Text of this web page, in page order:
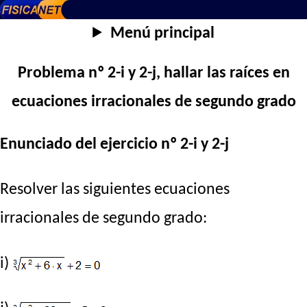
Menú principal
Problema nº 2-i y 2-j, hallar las raíces en
ecuaciones irracionales de segundo grado
Enunciado del ejercicio nº 2-i y 2-j
Resolver las siguientes ecuaciones
irracionales de segundo grado:
i)